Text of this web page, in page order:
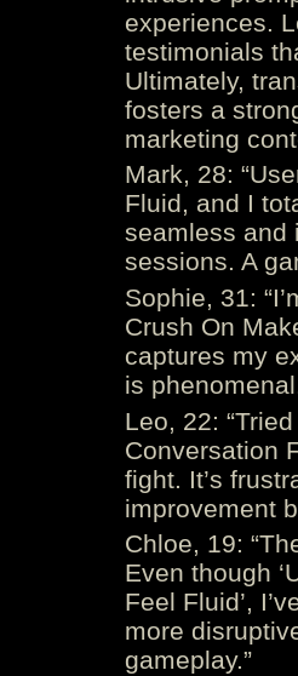
experiences.
testimonials
Ultimately,
fosters a
marketing
Mark, 28:
Fluid, and I
seamless and
sessions. A
Sophie, 31:
Crush On
captures my
is
Leo, 22:
Conversation
fight. It’s
improvement
Chloe, 19:
Even though
Feel Fluid’,
more
gameplay.”